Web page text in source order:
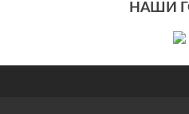
НАШИ